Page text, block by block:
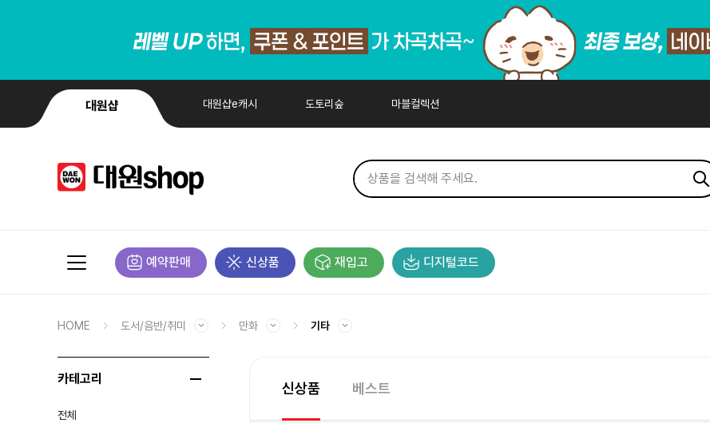
대원샵 대원샵e캐시 도토리숲 마블컬렉션
예약판매 신상품 재입고 디지털코드
HOME 도서/음반/취미 만화 기타
카테고리
전체
신상품 베스트